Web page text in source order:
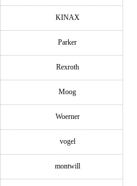
KINAX
Parker
Rexroth
Moog
Woerner
vogel
montwill